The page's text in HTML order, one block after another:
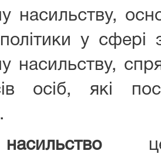
насильству,
у сфері
насильству,
осіб, які
це